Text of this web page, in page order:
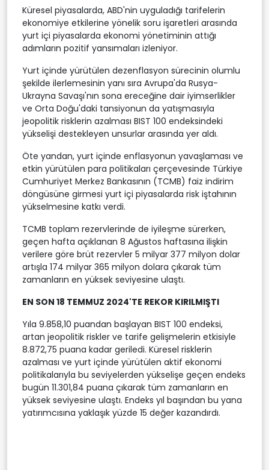
Küresel piyasalarda, ABD'nin uyguladığı tarifelerin
ekonomiye etkilerine yönelik soru işaretleri arasında
yurt içi piyasalarda ekonomi yönetiminin attığı
adımların pozitif yansımaları izleniyor.
Yurt içinde yürütülen dezenflasyon sürecinin olumlu
şekilde ilerlemesinin yanı sıra Avrupa'da Rusya-
Ukrayna Savaşı'nın sona ereceğine dair iyimserlikler
ve Orta Doğu'daki tansiyonun da yatışmasıyla
jeopolitik risklerin azalması BIST 100 endeksindeki
yükselişi destekleyen unsurlar arasında yer aldı.
Öte yandan, yurt içinde enflasyonun yavaşlaması ve
etkin yürütülen para politikaları çerçevesinde Türkiye
Cumhuriyet Merkez Bankasının (TCMB) faiz indirim
döngüsüne girmesi yurt içi piyasalarda risk iştahının
yükselmesine katkı verdi.
TCMB toplam rezervlerinde de iyileşme sürerken,
geçen hafta açıklanan 8 Ağustos haftasına ilişkin
verilere göre brüt rezervler 5 milyar 377 milyon dolar
artışla 174 milyar 365 milyon dolara çıkarak tüm
zamanların en yüksek seviyesine ulaştı.
EN SON 18 TEMMUZ 2024'TE REKOR KIRILMIŞTI
Yıla 9.858,10 puandan başlayan BIST 100 endeksi,
artan jeopolitik riskler ve tarife gelişmelerin etkisiyle
8.872,75 puana kadar geriledi. Küresel risklerin
azalması ve yurt içinde yürütülen aktif ekonomi
politikalarıyla bu seviyelerden yükselişe geçen endeks
bugün 11.301,84 puana çıkarak tüm zamanların en
yüksek seviyesine ulaştı. Endeks yıl başından bu yana
yatırımcısına yaklaşık yüzde 15 değer kazandırdı.